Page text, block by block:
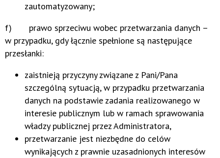
zautomatyzowany;
f) prawo sprzeciwu wobec przetwarzania danych –
w przypadku, gdy łącznie spełnione są następujące
przesłanki:
zaistnieją przyczyny związane z Pani/Pana
szczególną sytuacją, w przypadku przetwarzania
danych na podstawie zadania realizowanego w
interesie publicznym lub w ramach sprawowania
władzy publicznej przez Administratora,
przetwarzanie jest niezbędne do celów
wynikających z prawnie uzasadnionych interesów